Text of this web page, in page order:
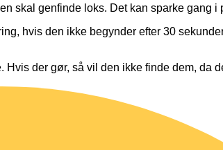
skal genfinde loks. Det kan sparke gang i
hvis den ikke begynder efter 30
der gør, så vil den ikke finde dem, da